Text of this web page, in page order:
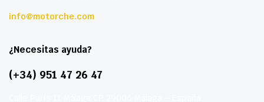
info@motorche.com
¿Necesitas ayuda?
(+34) 951 47 26 47